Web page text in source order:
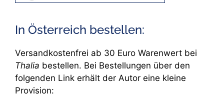
In Österreich bestellen:
Versandkostenfrei ab 30 Euro Warenwert bei
Thalia bestellen. Bei Bestellungen über den
folgenden Link erhält der Autor eine kleine
Provision: